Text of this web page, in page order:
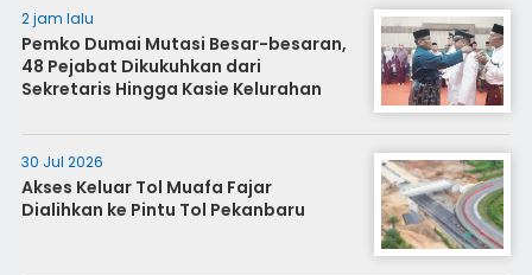
2 jam lalu
Pemko Dumai Mutasi Besar-besaran,
48 Pejabat Dikukuhkan dari
Sekretaris Hingga Kasie Kelurahan
30 Jul 2026
Akses Keluar Tol Muafa Fajar
Dialihkan ke Pintu Tol Pekanbaru